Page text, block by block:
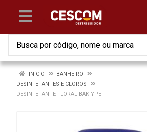
INÍCIO
BANHEIRO
DESINFETANTES E CLOROS
DESINFETANTE FLORAL BAK YPE